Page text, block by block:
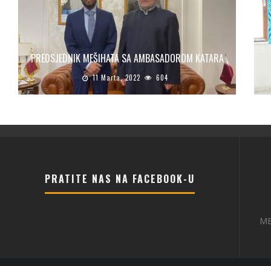
PREDSJEDNIK MEŠIHATA SA AMBASADOROM KATARA
11 Marta, 2022 604
PRATITE NAS NA FACEBOOK-U